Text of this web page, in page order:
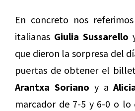
En concreto nos
italianas Giulia Sussarello
que dieron la sorpresa del
puertas de obtener el
Arantxa Soriano y a
marcador de 7-5 y 6-0 o lo